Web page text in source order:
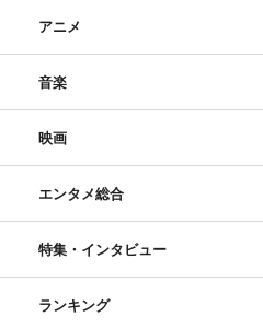
アニメ
音楽
映画
エンタメ総合
特集・インタビュー
ランキング